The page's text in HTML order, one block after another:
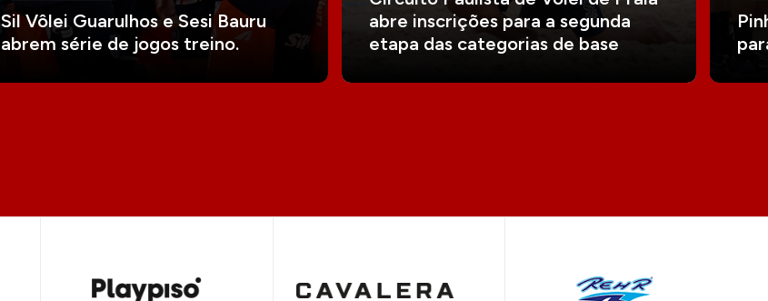
Sil Vôlei Guarulhos e Sesi Bauru
abrem série de jogos treino.
abre inscrições para a segunda
etapa das categorias de base